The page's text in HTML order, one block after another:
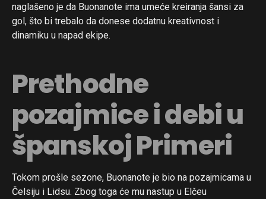
naglašeno je da Buonanote ima umeće kreiranja šansi za
gol, što bi trebalo da donese dodatnu kreativnost i
dinamiku u napad ekipe.
Prethodne
pozajmice i debi u
španskoj Primeri
Tokom prošle sezone, Buonanote je bio na pozajmicama u
Čelsiju i Lidsu. Zbog toga će mu nastup u Elčeu